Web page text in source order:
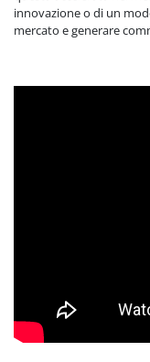
innovazione o di un
mercato e generare